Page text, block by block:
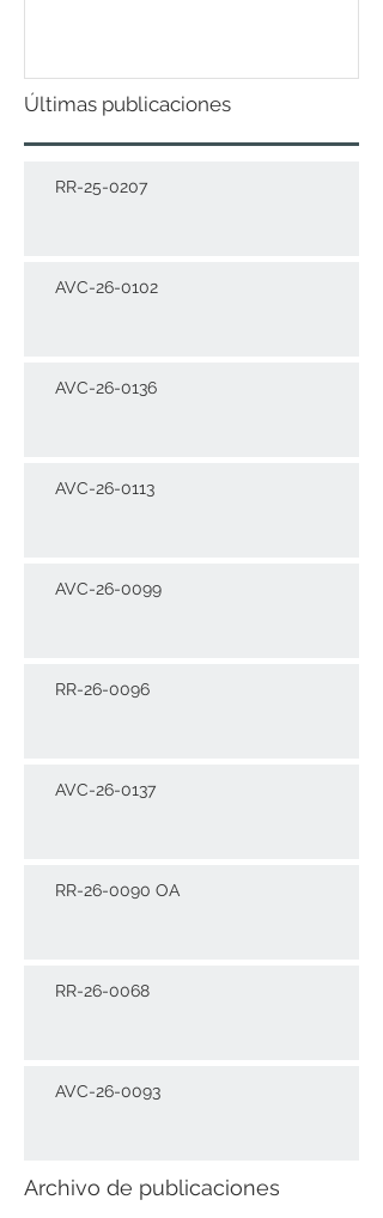
Últimas publicaciones
RR-25-0207
AVC-26-0102
AVC-26-0136
AVC-26-0113
AVC-26-0099
RR-26-0096
AVC-26-0137
RR-26-0090 OA
RR-26-0068
AVC-26-0093
Archivo de publicaciones